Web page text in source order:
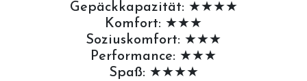
Gepäckkapazität: ★★★★
Komfort: ★★★
Soziuskomfort: ★★★
Performance: ★★★
Spaß: ★★★★